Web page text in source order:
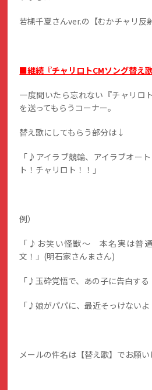
若槻千夏さんver.の【むかチャリ反
■継続『チャリロトCMソング替え
一度聞いたら忘れない『チャリロ
を送ってもらうコーナー。
替え歌にしてもらう部分は↓
「♪アイラブ競輪、アイラブオー
ト！チャリロト！！」
例）
「♪お笑い怪獣～ 本名実は普
文！」(明石家さんまさん)
「♪玉砕覚悟で、あの子に告白す
「♪娘がパパに、最近そっけない
メールの件名は【替え歌】でお願い